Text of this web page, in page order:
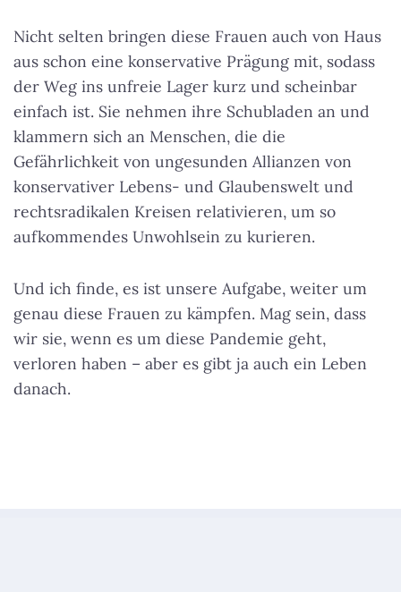
Nicht selten bringen diese Frauen auch von Haus
aus schon eine konservative Prägung mit, sodass
der Weg ins unfreie Lager kurz und scheinbar
einfach ist. Sie nehmen ihre Schubladen an und
klammern sich an Menschen, die die
Gefährlichkeit von ungesunden Allianzen von
konservativer Lebens- und Glaubenswelt und
rechtsradikalen Kreisen relativieren, um so
aufkommendes Unwohlsein zu kurieren.
Und ich finde, es ist unsere Aufgabe, weiter um
genau diese Frauen zu kämpfen. Mag sein, dass
wir sie, wenn es um diese Pandemie geht,
verloren haben – aber es gibt ja auch ein Leben
danach.